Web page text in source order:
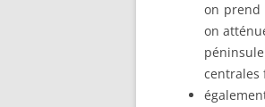
on prend
on
centrales